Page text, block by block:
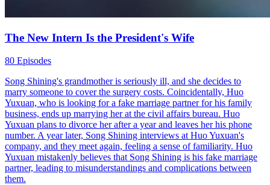
The New Intern Is the President's Wife
80 Episodes
Song Shining's grandmother is seriously ill, and she decides to
marry someone to cover the surgery costs. Coincidentally, Huo
Yuxuan, who is looking for a fake marriage partner for his family
business, ends up marrying her at the civil affairs bureau. Huo
Yuxuan plans to divorce her after a year and leaves her his phone
number. A year later, Song Shining interviews at Huo Yuxuan's
company, and they meet again, feeling a sense of familiarity. Huo
Yuxuan mistakenly believes that Song Shining is his fake marriage
partner, leading to misunderstandings and complications between
them.